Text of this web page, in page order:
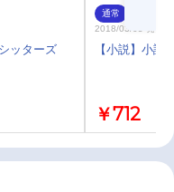
ッターズ
通常
2018/03/05 発売
【小説】小説
￥712